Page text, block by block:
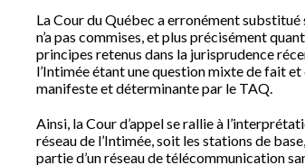
La Cour du Québec a erronément
n’a pas commises, et plus précisément
principes retenus dans la jurisprudence
l’Intimée étant une question mixte de fait
manifeste et déterminante par le TAQ.
Ainsi, la Cour d’appel se rallie à
réseau de l’Intimée, soit les stations de
partie d’un réseau de télécommunication